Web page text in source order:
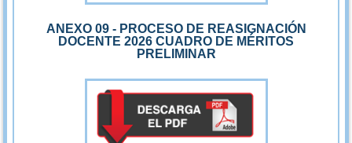
ANEXO 09 - PROCESO DE REASIGNACIÓN
DOCENTE 2026 CUADRO DE MÉRITOS
PRELIMINAR